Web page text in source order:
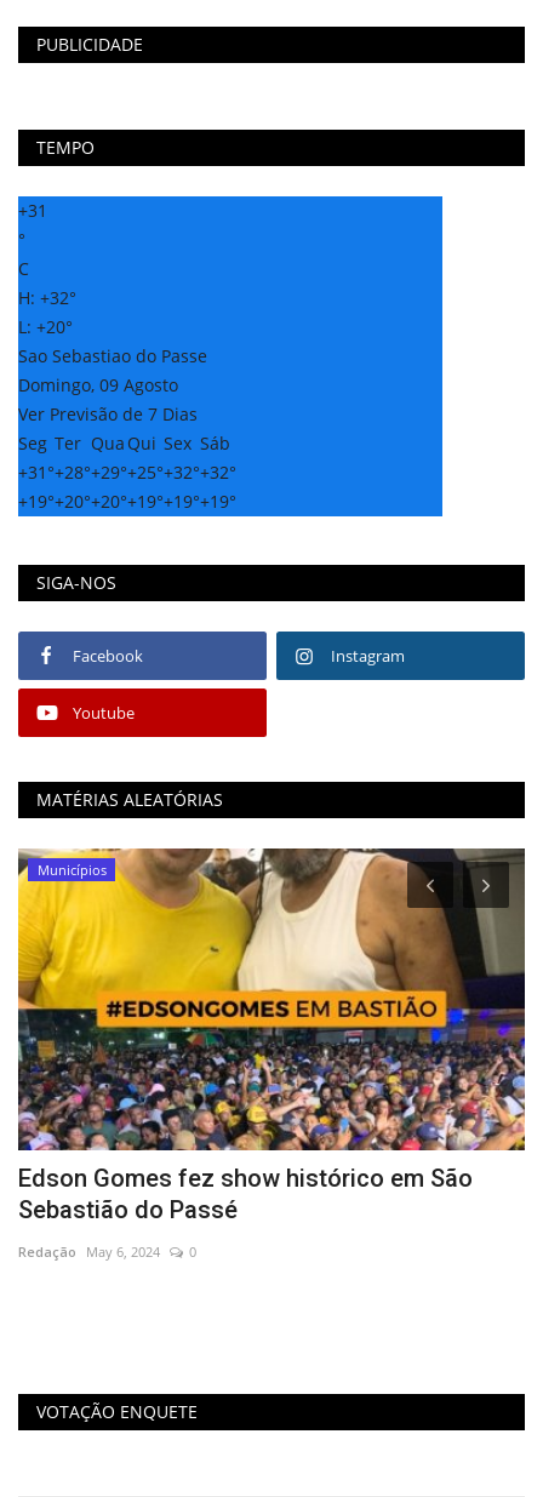
PUBLICIDADE
TEMPO
+31
°
C
H: +32°
L: +20°
Sao Sebastiao do Passe
Domingo, 09 Agosto
Ver Previsão de 7 Dias
Seg Ter Qua Qui Sex Sáb
+31°+28°+29°+25°+32°+32°
+19°+20°+20°+19°+19°+19°
SIGA-NOS
Facebook Instagram
Youtube
MATÉRIAS ALEATÓRIAS
Municípios
Edson Gomes fez show histórico em São
Sebastião do Passé
Redação May 6, 2024 0
VOTAÇÃO ENQUETE